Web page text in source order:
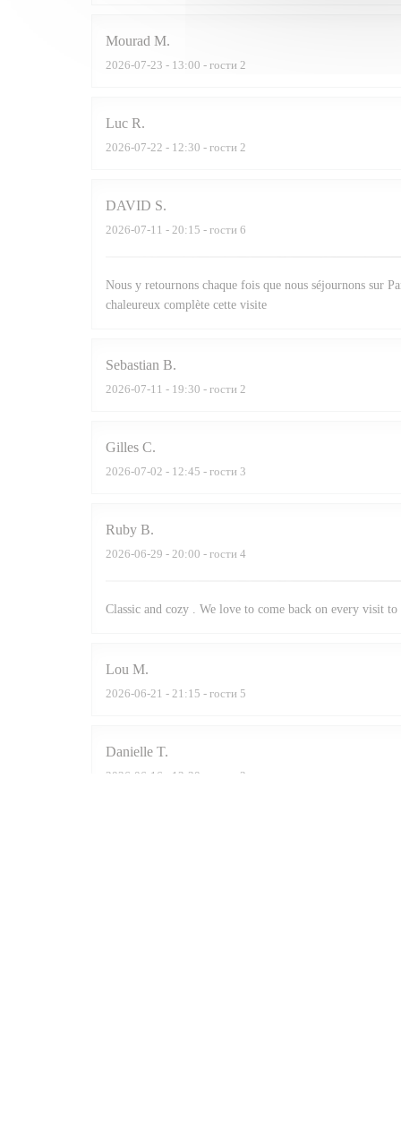
Mourad M
2026-07-23 - 13:00 - гости 2
Luc R
2026-07-22 - 12:30 - гости 2
DAVID S
2026-07-11 - 20:15 - гости 6
Nous y retournons chaque fois que nous séjournons sur
chaleureux complète cette visite
Sebastian B
2026-07-11 - 19:30 - гости 2
Gilles C
2026-07-02 - 12:45 - гости 3
Ruby B
2026-06-29 - 20:00 - гости 4
Classic and cozy . We love to come back on every visit to
Lou M
2026-06-21 - 21:15 - гости 5
Danielle T
2026-06-16 - 12:30 - гости 3